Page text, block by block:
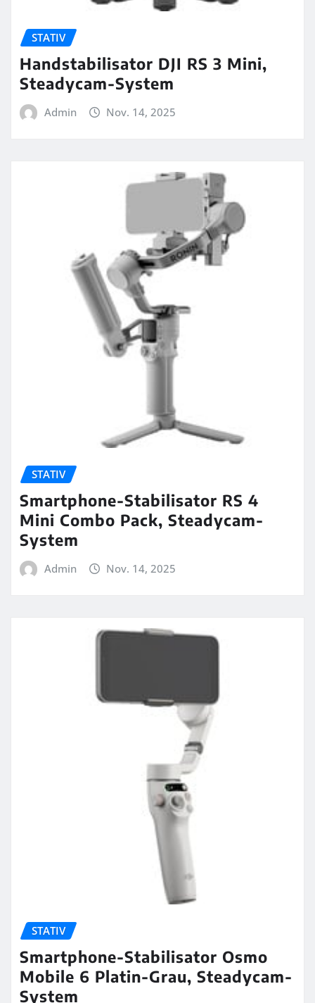
STATIV
Handstabilisator DJI RS 3 Mini,
Steadycam-System
Admin Nov. 14, 2025
STATIV
Smartphone-Stabilisator RS 4
Mini Combo Pack, Steadycam-
System
Admin Nov. 14, 2025
STATIV
Smartphone-Stabilisator Osmo
Mobile 6 Platin-Grau, Steadycam-
System